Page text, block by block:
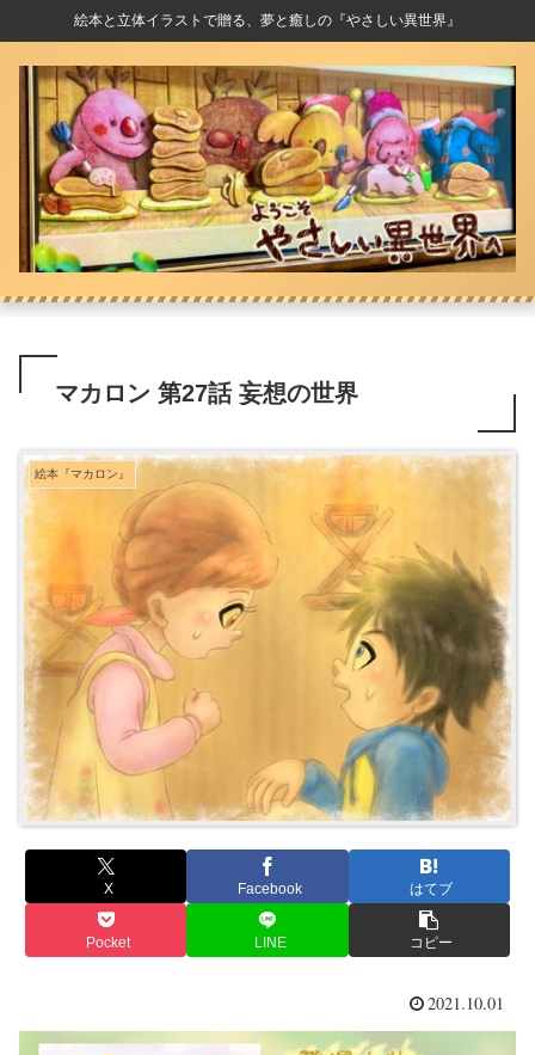
絵本と立体イラストで贈る、夢と癒しの『やさしい異世界』
マカロン 第27話 妄想の世界
絵本『マカロン』
X Facebook はてブ
Pocket LINE コピー
2021.10.01